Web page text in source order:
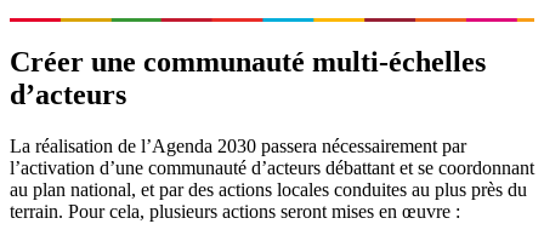
Créer une communauté multi-échelles
d’acteurs
La réalisation de l’Agenda 2030 passera nécessairement par
l’activation d’une communauté d’acteurs débattant et se coordonnant
au plan national, et par des actions locales conduites au plus près du
terrain. Pour cela, plusieurs actions seront mises en œuvre :